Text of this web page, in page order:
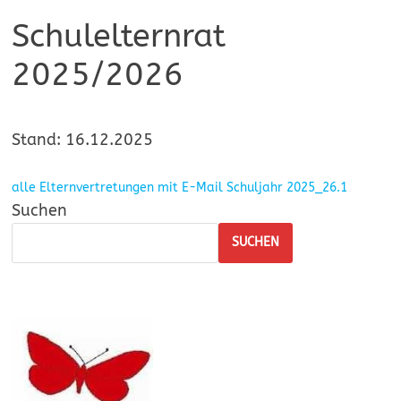
Schulelternrat
2025/2026
Stand: 16.12.2025
alle Elternvertretungen mit E-Mail Schuljahr 2025_26.1
Suchen
SUCHEN